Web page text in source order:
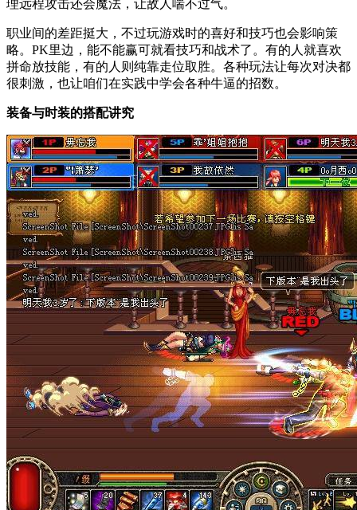
理远程攻击还会魔法，让敌人喘不过气。
职业间的差距挺大，不过玩游戏时的喜好和技巧也会影响策
略。PK里边，能不能赢可就看技巧和战术了。有的人就喜欢
拼命放技能，有的人则纯靠走位取胜。各种玩法让每次对决都
很刺激，也让咱们在实践中学会各种牛逼的招数。
装备与时装的搭配讲究